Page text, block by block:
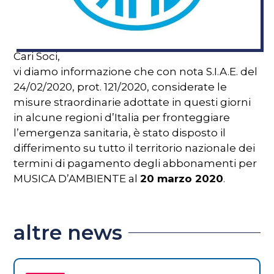
Cari Soci,
vi diamo informazione che con nota S.I.A.E. del
24/02/2020, prot. 121/2020, considerate le
misure straordinarie adottate in questi giorni
in alcune regioni d’Italia per fronteggiare
l’emergenza sanitaria, è stato disposto il
differimento su tutto il territorio nazionale dei
termini di pagamento degli abbonamenti per
MUSICA D’AMBIENTE al20 marzo 2020.
altre news